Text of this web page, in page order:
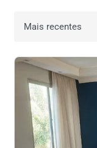
Ordenar por